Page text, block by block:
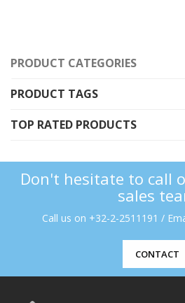
PRODUCT CATEGORIES
PRODUCT TAGS
TOP RATED PRODUCTS
Don't hesitate to call
sales
Call us on +32-2-2511191 /
CONTACT